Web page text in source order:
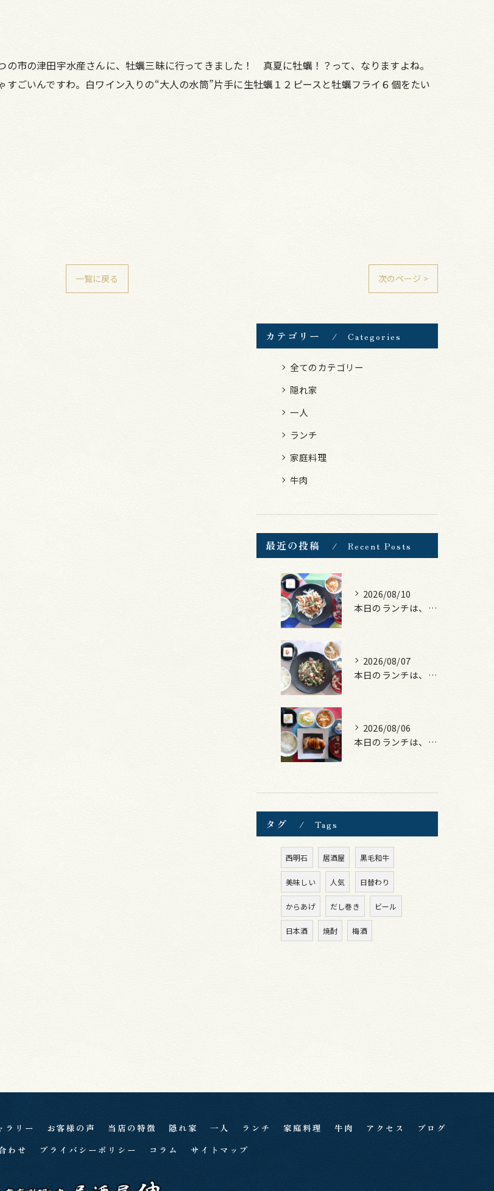
市の津田宇水産さんに、牡蠣三昧に行ってきました！ 真夏に牡蠣！？って、なりますよね。
ごいんですわ。白ワイン入りの“大人の水筒”片手に生牡蠣１２ピースと牡蠣フライ６個をたい
一覧に戻る 次のページ >
カテゴリー Categories
全てのカテゴリー
隠れ家
一人
ランチ
家庭料理
牛肉
最近の投稿 Recent Posts
2026/08/10
本日のランチは、豚の生姜焼き！
2026/08/07
本日のランチは、黒毛和牛のチャプチェ！
2026/08/06
本日のランチは、照焼きチキン！
タグ Tags
西明石 居酒屋 黒毛和牛
美味しい 人気 日替わり
からあげ だし巻き ビール
日本酒 焼酎 梅酒
ラリー お客様の声 当店の特徴 隠れ家 一人 ランチ 家庭料理 牛肉 アクセス
ブログ
わせ
プライバシーポリシー コラム サイトマップ